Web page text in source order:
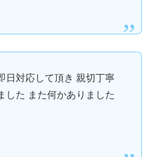
日対応して頂き 親切丁寧
た また何かありました